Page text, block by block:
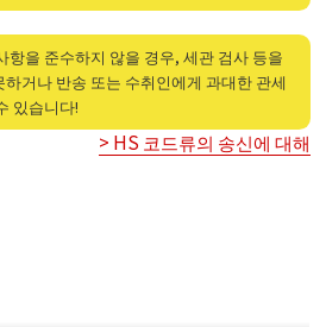
항을 준수하지 않을 경우, 세관 검사 등을
하거나 반송 또는 수취인에게 과대한 관세
있습니다!
> HS 코드류의 송신에 대해